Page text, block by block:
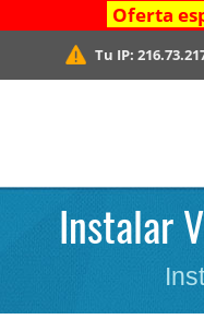
Oferta
Tu IP:
Instalar